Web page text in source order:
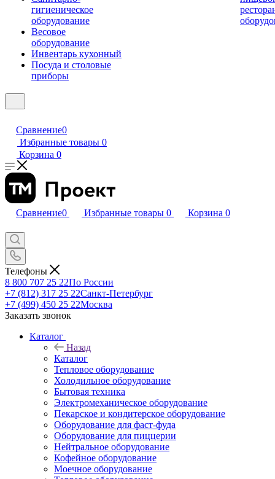
гигиеническое
оборудование
Весовое
оборудование
Инвентарь кухонный
Посуда и столовые
приборы
Сравнение0
Избранные товары 0
Корзина 0
Сравнение0 Избранные товары 0 Корзина 0
Телефоны
8 800 707 25 22По России
+7 (812) 317 25 22Санкт-Петербург
+7 (499) 450 25 22Москва
Заказать звонок
Каталог
Назад
Каталог
Тепловое оборудование
Холодильное оборудование
Бытовая техника
Электромеханическое оборудование
Пекарское и кондитерское оборудование
Оборудование для фаст-фуда
Оборудование для пиццерии
Нейтральное оборудование
Кофейное оборудование
Моечное оборудование